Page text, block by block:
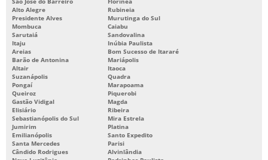
Alto Alegre
Rubineia
Presidente Alves
Murutinga do Sul
Mombuca
Caiabu
Sarutaiá
Sandovalina
Itaju
Inúbia Paulista
Areias
Bom Sucesso de Itararé
Barão de Antonina
Mariápolis
Altair
Itaoca
Suzanápolis
Quadra
Pongaí
Marapoama
Queiroz
Piquerobi
Gastão Vidigal
Magda
Elisiário
Ribeira
Sebastianópolis do Sul
Mira Estrela
Jumirim
Platina
Emilianópolis
Santo Expedito
Santa Mercedes
Parisi
Cândido Rodrigues
Alvinlândia